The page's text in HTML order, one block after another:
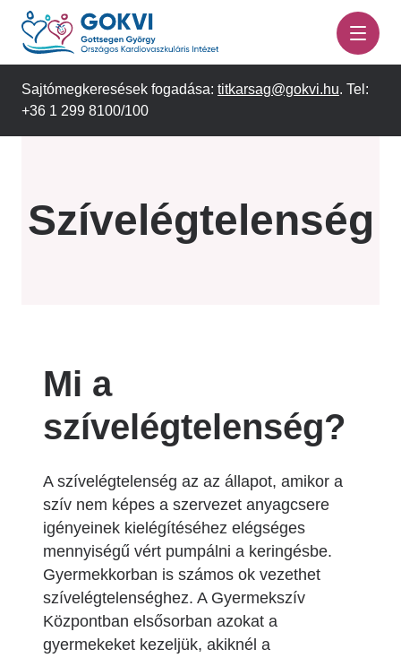
Ugrás
tartalomra
Sajtómegkeresések fogadása: titkarsag@gokvi.hu. Tel:
+36 1 299 8100/100
Szívelégtelenség
Mi a
szívelégtelenség?
A szívelégtelenség az az állapot, amikor a
szív nem képes a szervezet anyagcsere
igényeinek kielégítéséhez elégséges
mennyiségű vért pumpálni a keringésbe.
Gyermekkorban is számos ok vezethet
szívelégtelenséghez. A Gyermekszív
Központban elsősorban azokat a
gyermekeket kezeljük, akiknél a